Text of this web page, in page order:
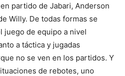
partido de Jabari, Anderson
Willy. De todas formas se
juego de equipo a nivel
a táctica y jugadas
no se ven en los partidos. Y
de rebotes, uno